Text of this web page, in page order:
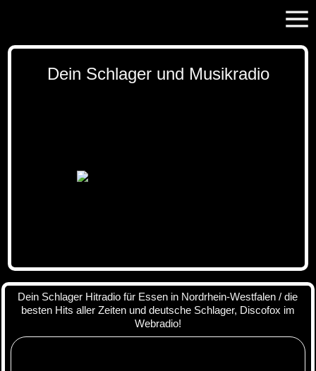
Dein Schlager und Musikradio
Dein Schlager Hitradio für Essen in Nordrhein-Westfalen / die
besten Hits aller Zeiten und deutsche Schlager, Discofox im
Webradio!